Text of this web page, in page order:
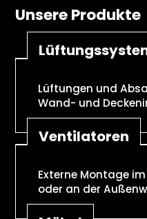
Unsere Produkte
Lüftungen und
Wand- und
Ventilatoren
Externe Montage
oder an der